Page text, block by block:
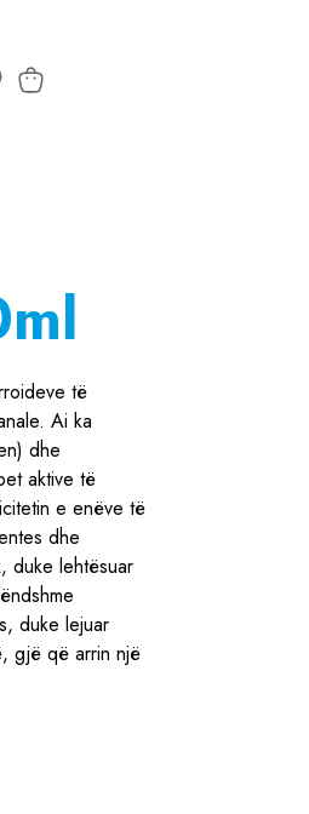
të
Ai ka
dhe
aktive të
e enëve të
dhe
duke lehtësuar
duke lejuar
gjë që arrin një